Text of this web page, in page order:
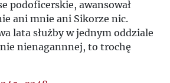
podoficerskie, awansował
ani mnie ani Sikorze nic.
lata służby w jednym oddziale
nienagannnej, to trochę